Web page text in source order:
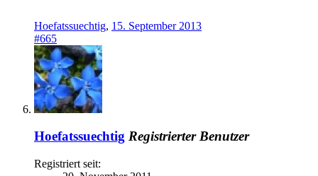
Hoefatssuechtig, 15. September 2013
#665
Hoefatssuechtig Registrierter Benutzer
Registriert seit: